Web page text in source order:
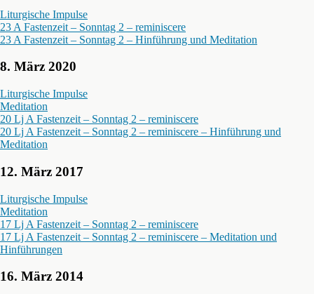
Liturgische Impulse
23 A Fastenzeit – Sonntag 2 – reminiscere
23 A Fastenzeit – Sonntag 2 – Hinführung und Meditation
8. März 2020
Liturgische Impulse
Meditation
20 Lj A Fastenzeit – Sonntag 2 – reminiscere
20 Lj A Fastenzeit – Sonntag 2 – reminiscere – Hinführung und
Meditation
12. März 2017
Liturgische Impulse
Meditation
17 Lj A Fastenzeit – Sonntag 2 – reminiscere
17 Lj A Fastenzeit – Sonntag 2 – reminiscere – Meditation und
Hinführungen
16. März 2014